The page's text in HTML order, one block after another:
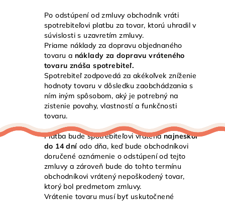
Po odstúpení od zmluvy obchodník vráti
spotrebiteľovi platbu za tovar, ktorú uhradil v
súvislosti s uzavretím zmluvy.
Priame náklady za dopravu objednaného
tovaru a náklady za dopravu vráteného
tovaru znáša spotrebiteľ.
Spotrebiteľ zodpovedá za akékoľvek zníženie
hodnoty tovaru v dôsledku zaobchádzania s
ním iným spôsobom, aký je potrebný na
zistenie povahy, vlastností a funkčnosti
tovaru.
Platba bude spotrebiteľovi vrátenánajneskôr
do 14 dníodo dňa, keď bude obchodníkovi
doručené oznámenie o odstúpení od tejto
zmluvy a zároveň bude do tohto termínu
obchodníkovi vrátený nepoškodený tovar,
ktorý bol predmetom zmluvy.
Vrátenie tovaru musí byť uskutočnené